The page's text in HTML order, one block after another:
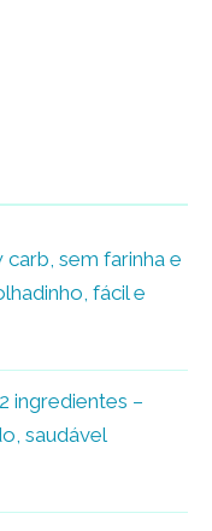
sem farinha e
fácil e
ingredientes –
saudável